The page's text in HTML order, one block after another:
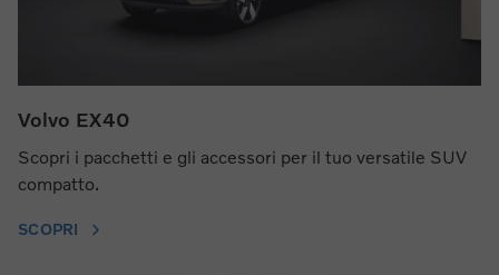
Volvo EX40
Scopri i pacchetti e gli accessori per il tuo versatile SUV
compatto.
SCOPRI